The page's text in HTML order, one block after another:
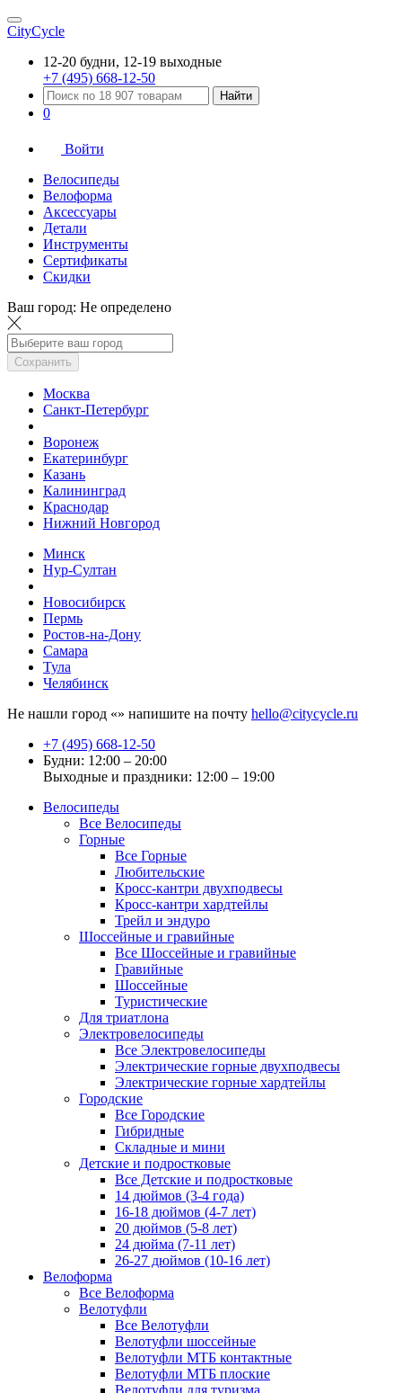
CityCycle
12-20 будни, 12-19 выходные
+7 (495) 668-12-50
Найти
0
Войти
Велосипеды
Велоформа
Аксессуары
Детали
Инструменты
Сертификаты
Скидки
Ваш город: Не определено
Сохранить
Москва
Санкт-Петербург
Воронеж
Екатеринбург
Казань
Калининград
Краснодар
Нижний Новгород
Минск
Нур-Султан
Новосибирск
Пермь
Ростов-на-Дону
Самара
Тула
Челябинск
Не нашли город «» напишите на почту hello@citycycle.ru
+7 (495) 668-12-50
Будни: 12:00 – 20:00
Выходные и праздники: 12:00 – 19:00
Велосипеды
Все Велосипеды
Горные
Все Горные
Любительские
Кросс-кантри двухподвесы
Кросс-кантри хардтейлы
Трейл и эндуро
Шоссейные и гравийные
Все Шоссейные и гравийные
Гравийные
Шоссейные
Туристические
Для триатлона
Электровелосипеды
Все Электровелосипеды
Электрические горные двухподвесы
Электрические горные хардтейлы
Городские
Все Городские
Гибридные
Складные и мини
Детские и подростковые
Все Детские и подростковые
14 дюймов (3-4 года)
16-18 дюймов (4-7 лет)
20 дюймов (5-8 лет)
24 дюйма (7-11 лет)
26-27 дюймов (10-16 лет)
Велоформа
Все Велоформа
Велотуфли
Все Велотуфли
Велотуфли шоссейные
Велотуфли МТБ контактные
Велотуфли МТБ плоские
Велотуфли для туризма